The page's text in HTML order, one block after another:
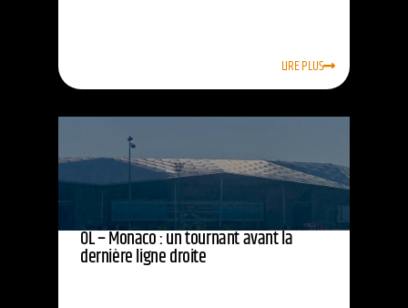
LIRE PLUS
OL – Monaco : un tournant avant la
dernière ligne droite